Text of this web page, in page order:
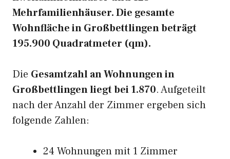
Mehrfamilienhäuser. Die gesamte
Wohnfläche in Großbettlingen beträgt
195.900 Quadratmeter (qm).
Die Gesamtzahl an Wohnungen in
Großbettlingen liegt bei 1.870. Aufgeteilt
nach der Anzahl der Zimmer ergeben sich
folgende Zahlen:
24 Wohnungen mit 1 Zimmer